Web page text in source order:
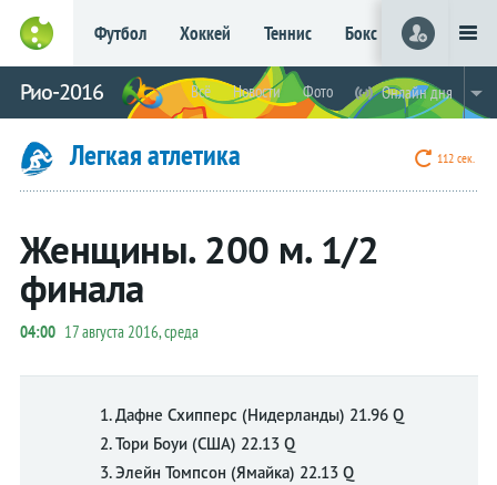
Футбол Хоккей Теннис Бокс Баскетбол
Live Вся лента Прогнозы Фото
Рио-2016 Всё Новости Фото Онлайн дня
Легкая атлетика 110 сек.
Женщины. 200 м. 1/2
финала
04:00 17 августа 2016, среда
1. Дафне Схипперс (Нидерланды) 21.96 Q
2. Тори Боуи (США) 22.13 Q
3. Элейн Томпсон (Ямайка) 22.13 Q